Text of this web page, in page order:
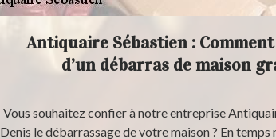
Antiquaire Sébastien :
d’un débarras de maison
Vous souhaitez confier à notre entreprise
Denis le débarrassage de votre maison ? En temps